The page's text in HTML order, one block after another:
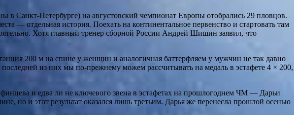
в Санкт‑Петербурге) на августовский чемпионат Европы отобрались 29 пловцов.
— отдельная история. Поехать на континентальное первенство и стартовать там
Хотя главный тренер сборной России Андрей Шишин заявил, что
200 м на спине у женщин и аналогичная баттерфляем у мужчин не так давно
из них мы по‑прежнему можем рассчитывать на медаль в эстафете 4 × 200,
и едва ли не ключевого звена в эстафетах на прошлогоднем ЧМ — Дарьи
но и этот результат оказался лишь третьим. Дарья же перенесла прошлой осенью